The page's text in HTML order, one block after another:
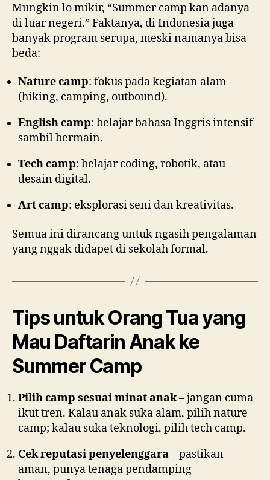
Mungkin lo mikir, “Summer camp kan adanya
di luar negeri.” Faktanya, di Indonesia juga
banyak program serupa, meski namanya bisa
beda:
Nature camp: fokus pada kegiatan alam
(hiking, camping, outbound).
English camp: belajar bahasa Inggris intensif
sambil bermain.
Tech camp: belajar coding, robotik, atau
desain digital.
Art camp: eksplorasi seni dan kreativitas.
Semua ini dirancang untuk ngasih pengalaman
yang nggak didapet di sekolah formal.
Tips untuk Orang Tua yang
Mau Daftarin Anak ke
Summer Camp
Pilih camp sesuai minat anak– jangan cuma
ikut tren. Kalau anak suka alam, pilih nature
camp; kalau suka teknologi, pilih tech camp.
Cek reputasi penyelenggara– pastikan
aman, punya tenaga pendamping